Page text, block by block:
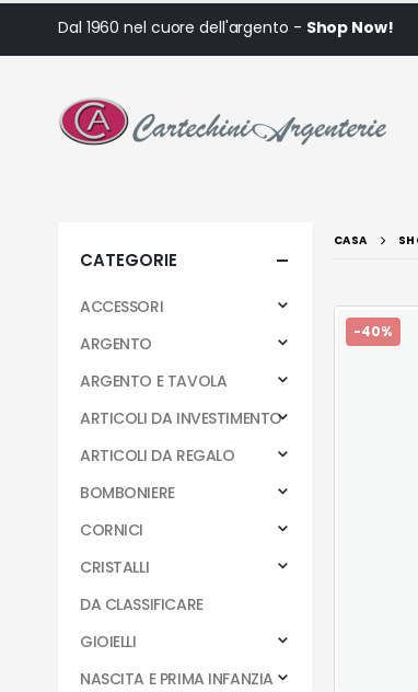
Dal 1960 nel cuore dell'argento - Shop Now!
CASA
-40%
CATEGORIE
ACCESSORI
ARGENTO
ARGENTO E TAVOLA
ARTICOLI DA INVESTIMENTO
ARTICOLI DA REGALO
BOMBONIERE
CORNICI
CRISTALLI
DA CLASSIFICARE
GIOIELLI
NASCITA E PRIMA INFANZIA